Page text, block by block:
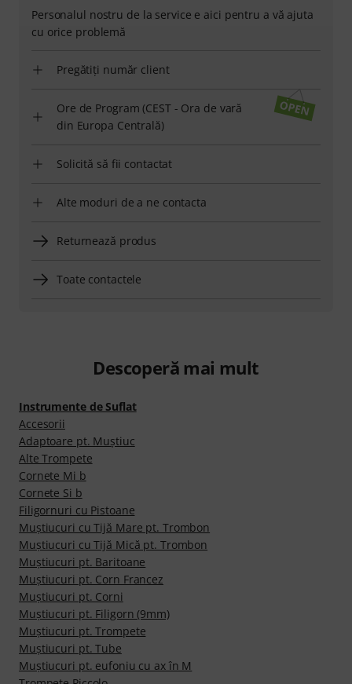
Personalul nostru de la service e aici pentru a vă ajuta
cu orice problemă
Pregătiți număr client
Ore de Program (CEST - Ora de vară
din Europa Centrală)
Solicită să fii contactat
Alte moduri de a ne contacta
Returnează produs
Toate contactele
Descoperă mai mult
Instrumente de Suflat
Accesorii
Adaptoare pt. Muştiuc
Alte Trompete
Cornete Mi b
Cornete Si b
Filigornuri cu Pistoane
Muştiucuri cu Tijă Mare pt. Trombon
Muştiucuri cu Tijă Mică pt. Trombon
Muştiucuri pt. Baritoane
Muştiucuri pt. Corn Francez
Muştiucuri pt. Corni
Muştiucuri pt. Filigorn (9mm)
Muştiucuri pt. Trompete
Muştiucuri pt. Tube
Muștiucuri pt. eufoniu cu ax în M